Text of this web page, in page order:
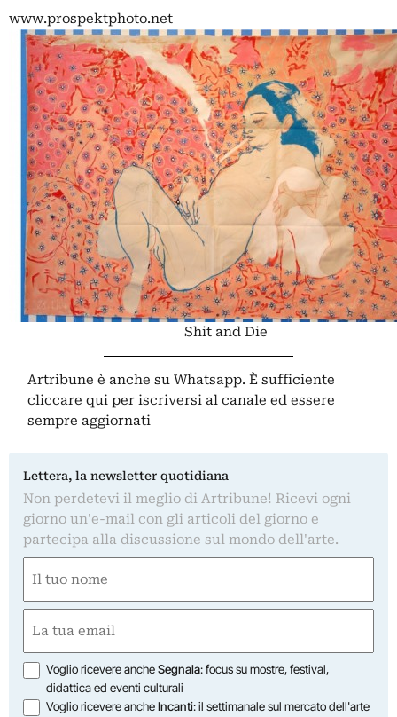
www.prospektphoto.net
Shit and Die
Artribune è anche su Whatsapp. È sufficiente
cliccare qui per iscriversi al canale ed essere
sempre aggiornati
Lettera, la newsletter quotidiana
Non perdetevi il meglio di Artribune! Ricevi ogni
giorno un'e-mail con gli articoli del giorno e
partecipa alla discussione sul mondo dell'arte.
(Obbligatorio)
Nome
(Obbligatorio)
Opzioni
Voglio ricevere ancheSegnala: focus su mostre, festival,
didattica ed eventi culturali
Voglio ricevere ancheIncanti: il settimanale sul mercato dell'arte